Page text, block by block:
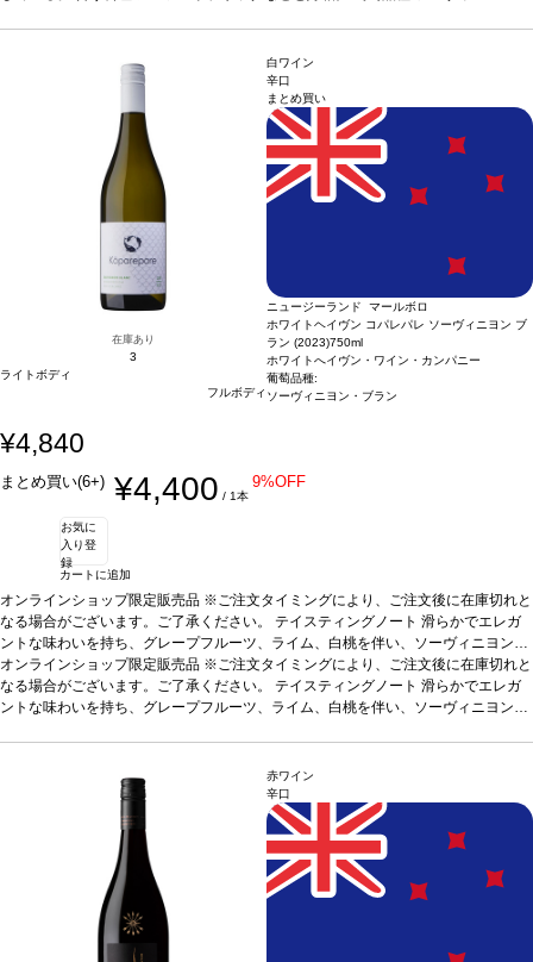
在庫あり
3
ライトボディ
フルボディ
白ワイン
辛口
まとめ買い
ニュージーランド マールボロ
ホワイトヘイヴン コパレパレ ソーヴィニヨン ブ
ラン (2023)750ml
ホワイトへイヴン・ワイン・カンパニー
葡萄品種:
ソーヴィニヨン・ブラン
¥4,840
まとめ買い(6+) ¥4,400 / 1本
9%OFF
お気に
入り登
録
カートに追加
オンラインショップ限定販売品 ※ご注文タイミングにより、ご注文後に在庫切れと
なる場合がございます。ご了承ください。 テイスティングノート 滑らかでエレガ
ントな味わいを持ち、グレープフルーツ、ライム、白桃を伴い、ソーヴィニヨン・
ブランも感じる。クリーンでドライなミディアムボディ。 合う料理シーフード、
寿司、チキンなどと好相性。葡萄品種100% ソーヴィニヨン・ブランサスティナ
ブル認証SWNZサスティナブル認証、ヴィーガン
オンラインショップ限定販売品 ※ご注文タイミングにより、ご注文後に在庫切れと
なる場合がございます。ご了承ください。 テイスティングノート 滑らかでエレガ
ントな味わいを持ち、グレープフルーツ、ライム、白桃を伴い、ソーヴィニヨン・
SWNZサスティナブル認証、ヴィーガン
赤ワイン
辛口